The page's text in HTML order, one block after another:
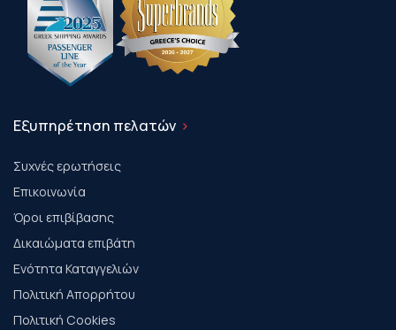
Εξυπηρέτηση πελατών
Συχνές ερωτήσεις
Επικοινωνία
Όροι επιβίβασης
Δικαιώματα επιβάτη
Ενότητα Καταγγελιών
Πολιτική Απορρήτου
Πολιτική Cookies